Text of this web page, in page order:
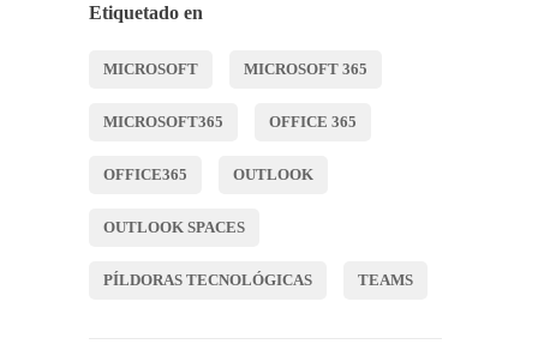
Etiquetado en
MICROSOFT MICROSOFT 365
MICROSOFT365 OFFICE 365
OFFICE365 OUTLOOK
OUTLOOK SPACES
PÍLDORAS TECNOLÓGICAS TEAMS